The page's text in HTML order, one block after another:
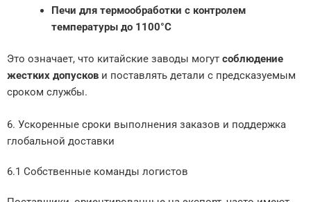
Печи для термообработки с контролем
температуры до 1100°C
Это означает, что китайские заводы могут соблюдение
жестких допусков и поставлять детали с предсказуемым
сроком службы.
6. Ускоренные сроки выполнения заказов и поддержка
глобальной доставки
6.1 Собственные команды логистов